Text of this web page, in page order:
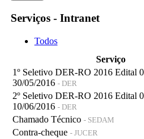
Serviços - Intranet
Todos
Serviço
1º Seletivo DER-RO 2016 Edital
30/05/2016 - DER
2º Seletivo DER-RO 2016 Edital
10/06/2016 - DER
Chamado Técnico - SEDAM
Contra-cheque - JUCER